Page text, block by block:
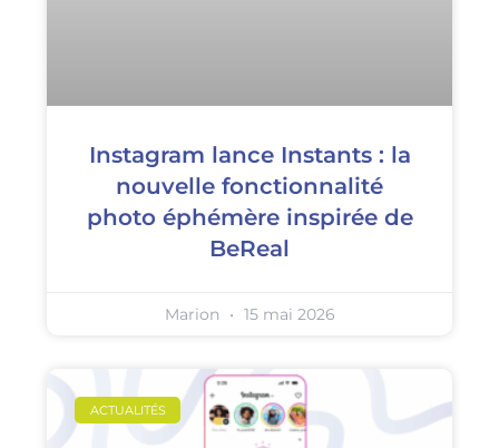
Instagram lance Instants : la
nouvelle fonctionnalité
photo éphémère inspirée de
BeReal
Marion 15 mai 2026
ACTUALITÉS